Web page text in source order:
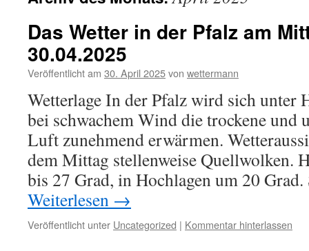
Das Wetter in der Pfalz am
30.04.2025
Veröffentlicht am 30. April 2025von wettermann
Wetterlage In der Pfalz wird sich unter
bei schwachem Wind die trockene und
Luft zunehmend erwärmen.
dem Mittag stellenweise Quellwolken.
bis 27 Grad, in Hochlagen um 20
Weiterlesen →
Veröffentlicht unter Uncategorized | Kommentar hinterlassen